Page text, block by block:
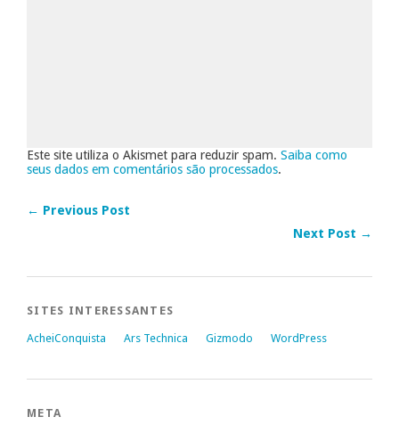
Este site utiliza o Akismet para reduzir spam. Saiba como
seus dados em comentários são processados.
← Previous Post
Next Post →
SITES INTERESSANTES
AcheiConquista Ars Technica Gizmodo WordPress
META